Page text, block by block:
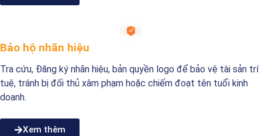
Bảo hộ nhãn hiệu
Tra cứu, Đăng ký nhãn hiệu, bản quyền logo để bảo vệ tài sản trí
tuệ, tránh bị đối thủ xâm phạm hoặc chiếm đoạt tên tuổi kinh
doanh.
Xem thêm